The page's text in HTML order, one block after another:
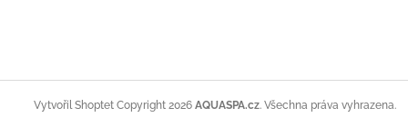
Vytvořil Shoptet Copyright 2026 AQUASPA.cz. Všechna práva vyhrazena.